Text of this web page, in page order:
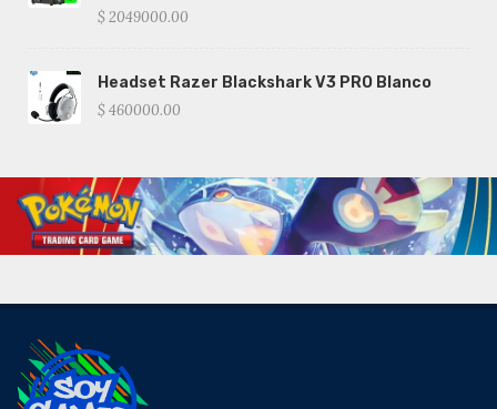
$ 2049000.00
Headset Razer Blackshark V3 PRO Blanco
$ 460000.00